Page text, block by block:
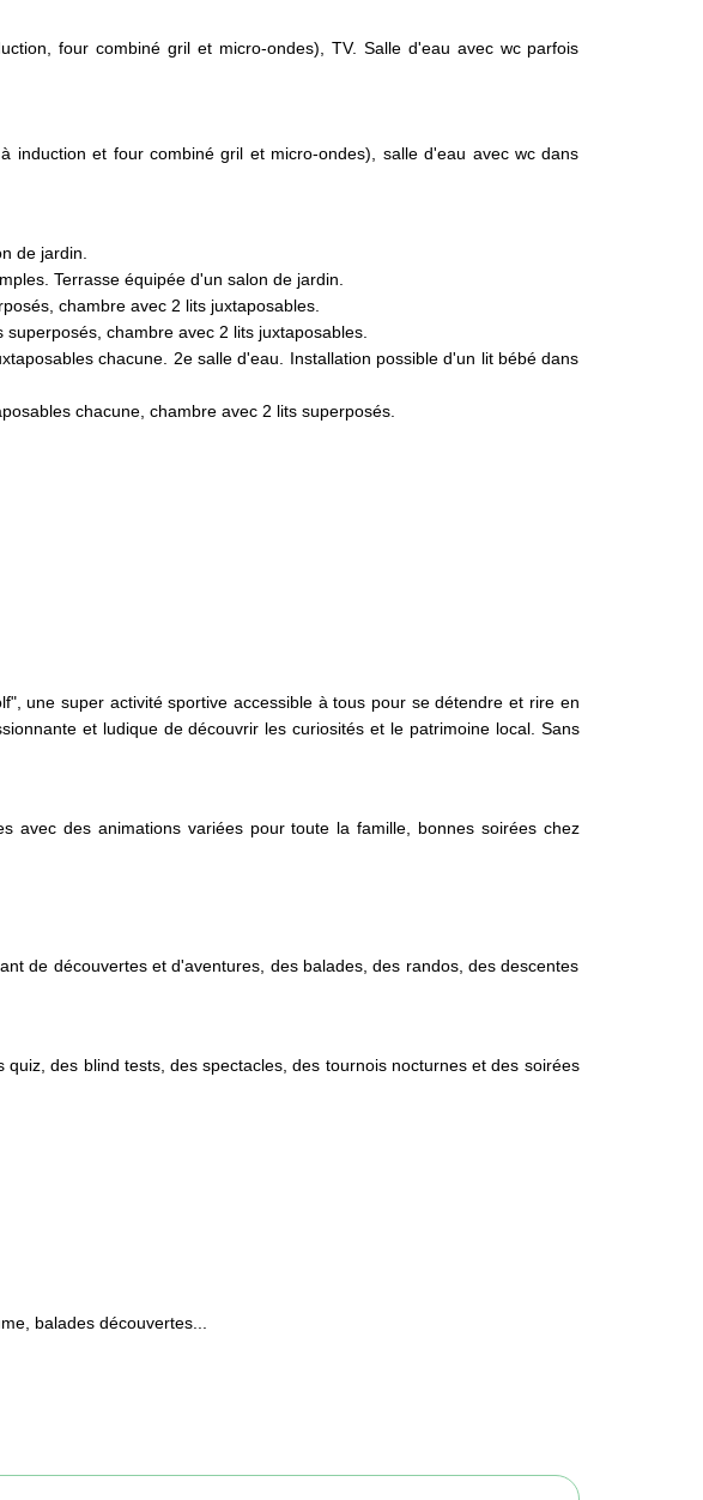
four combiné gril et micro-ondes), TV. Salle d'eau avec wc parfois
induction et four combiné gril et micro-ondes), salle d'eau avec wc dans
de jardin.
Terrasse équipée d'un salon de jardin.
chambre avec 2 lits juxtaposables.
chambre avec 2 lits juxtaposables.
chacune. 2e salle d'eau. Installation possible d'un lit bébé dans
chacune, chambre avec 2 lits superposés.
une super activité sportive accessible à tous pour se détendre et rire en
et ludique de découvrir les curiosités et le patrimoine local. Sans
avec des animations variées pour toute la famille, bonnes soirées chez
des blind tests, des spectacles, des tournois nocturnes et des soirées
balades découvertes...